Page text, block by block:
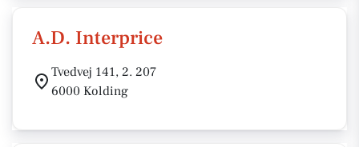
A.D. Interprice
Tvedvej 141, 2. 207
6000 Kolding